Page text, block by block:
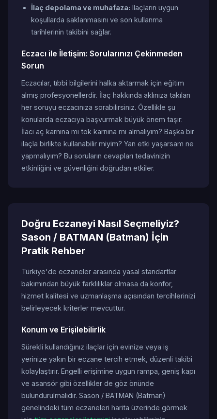
İlaç depolama ve muhafaza: Ilaçların uygun
koşullarda saklanmasını ve son kullanma
tarihlerinin takibini sağlar.
Eczacı ile İletişim: Sorularınızı Çekinmeden
Sorun
Eczacılar, tıbbi bilgilerini halka aktarmak için eğitim
almış profesyonellerdir. İlaç hakkında aklınıza takılan
her soruyu eczacınıza sorabilirsiniz. Özellikle şu
konularda eczacıya başvurmak büyük önem taşır:
İlacı aç karnına mı tok karnına mı almalıyım? Başka bir
ilaçla birlikte kullanabilir miyim? Yan etki yaşarsam ne
yapmalıyım? Bu soruların cevapları tedavinizin
etkinliğini ve güvenliğini doğrudan etkiler.
Doğru Eczaneyi Nasıl Seçmeliyiz?
Sason / BATMAN (Batman) İçin
Pratik Rehber
Türkiye'de eczaneler arasında yasal standartlar
bakımından büyük farklılıklar olmasa da konfor,
hizmet kalitesi ve uzmanlaşma açısından tercihlerinizi
belirleyecek kriterler mevcuttur.
Konum ve Erişilebilirlik
Sürekli kullandığınız ilaçlar için evinize veya iş
yerinize yakın bir eczane tercih etmek, düzenli takibi
kolaylaştırır. Engelli erişimine uygun rampa, geniş kapı
ve asansör gibi özellikler de göz önünde
bulundurulmalıdır. Sason / BATMAN (Batman)
genelindeki tüm eczaneleri harita üzerinde görmek